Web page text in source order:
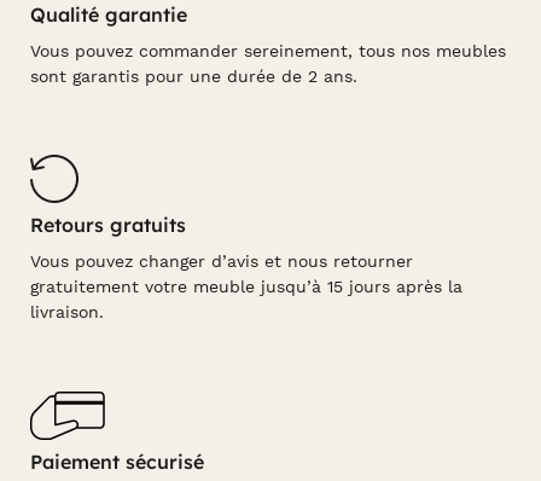
Qualité garantie
Vous pouvez commander sereinement, tous nos meubles
sont garantis pour une durée de 2 ans.
Retours gratuits
Vous pouvez changer d’avis et nous retourner
gratuitement votre meuble jusqu’à 15 jours après la
livraison.
Paiement sécurisé